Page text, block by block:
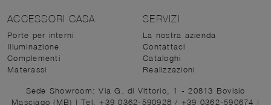
ACCESSORI CASA
Porte per interni
Illuminazione
Complementi
Materassi
SERVIZI
La nostra azienda
Contattaci
Cataloghi
Realizzazioni
Sede Showroom: Via G. di Vittorio, 1 - 20813 Bovisio
Masciago (MB) | Tel. +39 0362-590928/ +39 0362-590674 |